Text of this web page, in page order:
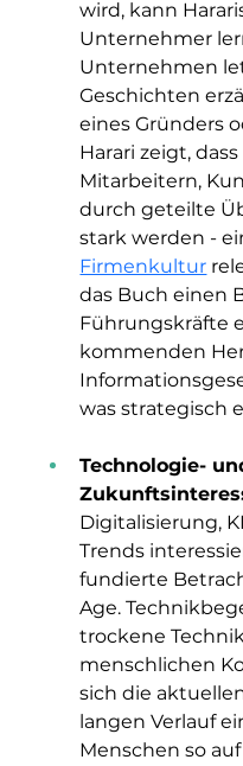
wird, kann
Unternehmer
Unternehmen
Geschichten
eines Gründers
Harari zeigt,
Mitarbeitern,
durch geteilte
stark werden -
Firmenkultur
das Buch einen
Führungskräfte
kommenden
was strategisch
Technologie-
Digitalisierung,
Trends
fundierte
Age.
trockene
menschlichen
sich die
langen Verlauf
Menschen so